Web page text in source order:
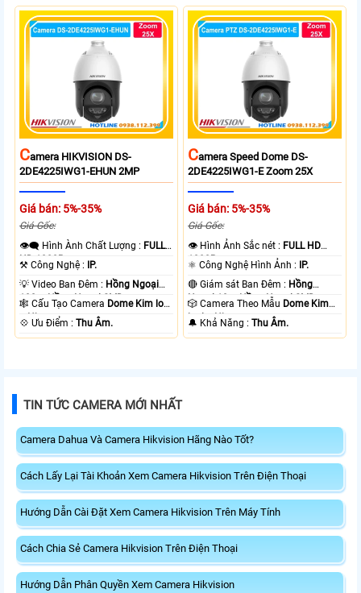
CAmera HIKVISION DS-
2DE4225IWG1-EHUN 2MP
Giá bán: 5%-35%
Giá Gốc:
👁️‍🗨 Hình Ành Chất Lượng : FULL
HD 1080P .
⚒ Công Nghệ :
IP.
💡 Video Ban Đêm : Hồng Ngoại
100m Hồng Ngoại SMD.
🕸️ Cấu Tạo Camera Dome Kim loại
+ Nhựa.
️💠 Ưu Điểm :Thu Âm.
CAmera Speed Dome DS-
2DE4225IWG1-E Zoom 25X
Giá bán: 5%-35%
Giá Gốc:
👁 Hình Ảnh Sắc nét : FULL HD
1080P .
⚛️ Công Nghệ Hình Ảnh :
IP.
🔴 Giám sát Ban Đêm : Hồng
Ngoại 10m Hồng Ngoại SMD.
🎲 Camera Theo Mẫu Dome Kim
loại + Nhựa.
️🔔 Khả Năng :Thu Âm.
TIN TỨC CAMERA MỚI NHẤT
Camera Dahua Và Camera Hikvision Hãng Nào Tốt?
Cách Lấy Lại Tài Khoản Xem Camera Hikvision Trên Điện Thoại
Hướng Dẫn Cài Đặt Xem Camera Hikvision Trên Máy Tính
Cách Chia Sẻ Camera Hikvision Trên Điện Thoại
Hướng Dẫn Phân Quyền Xem Camera Hikvision